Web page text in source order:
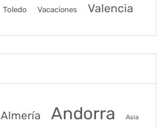
Toledo Vacaciones Valencia
Almería Andorra Asia